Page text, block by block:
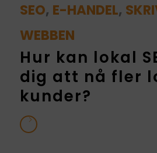
SEO, E-HANDEL,
WEBBEN
Hur kan lokal
dig att nå fler
kunder?